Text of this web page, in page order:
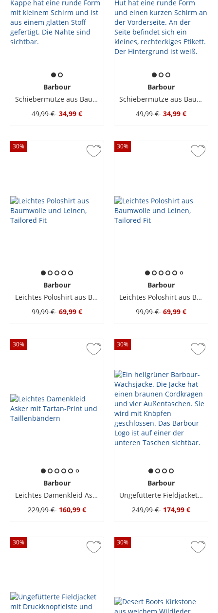
Barbour
Schiebermütze aus Baumwolle mit Label-Aufnäher
49,99 € 34,99 €
Barbour
Schiebermütze aus Baumwolle mit Label-Aufnäher
49,99 € 34,99 €
30%
Barbour
Leichtes Poloshirt aus Baumwolle und Leinen, Tailored Fit
99,99 € 69,99 €
30%
Barbour
Leichtes Poloshirt aus Baumwolle und Leinen, Tailored Fit
99,99 € 69,99 €
30%
Barbour
Leichtes Damenkleid Asker mit Tartan-Print und Taillenbändern
229,99 € 160,99 €
30%
Barbour
Ungefütterte Fieldjacket mit Druckknopfleiste und Zip
249,99 € 174,99 €
30% 30%